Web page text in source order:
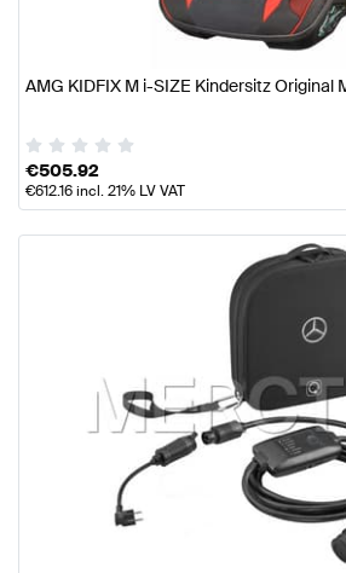
AMG KIDFIX M i-SIZE Kindersitz Original
€505.92
€612.16incl. 21% LV VAT